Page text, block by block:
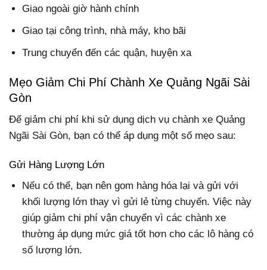
Giao ngoài giờ hành chính
Giao tại công trình, nhà máy, kho bãi
Trung chuyển đến các quận, huyện xa
Mẹo Giảm Chi Phí Chành Xe Quảng Ngãi Sài
Gòn
Để giảm chi phí khi sử dụng dịch vụ chành xe Quảng
Ngãi Sài Gòn, bạn có thể áp dụng một số mẹo sau:
Gửi Hàng Lượng Lớn
Nếu có thể, bạn nên gom hàng hóa lại và gửi với
khối lượng lớn thay vì gửi lẻ từng chuyến. Việc này
giúp giảm chi phí vận chuyển vì các chành xe
thường áp dụng mức giá tốt hơn cho các lô hàng có
số lượng lớn.